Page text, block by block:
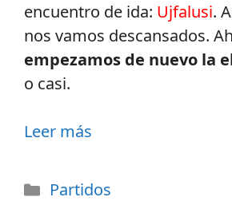
encuentro de ida: Ujfalusi.
nos vamos descansados.
empezamos de nuevo la
o casi.
Leer más
Partidos